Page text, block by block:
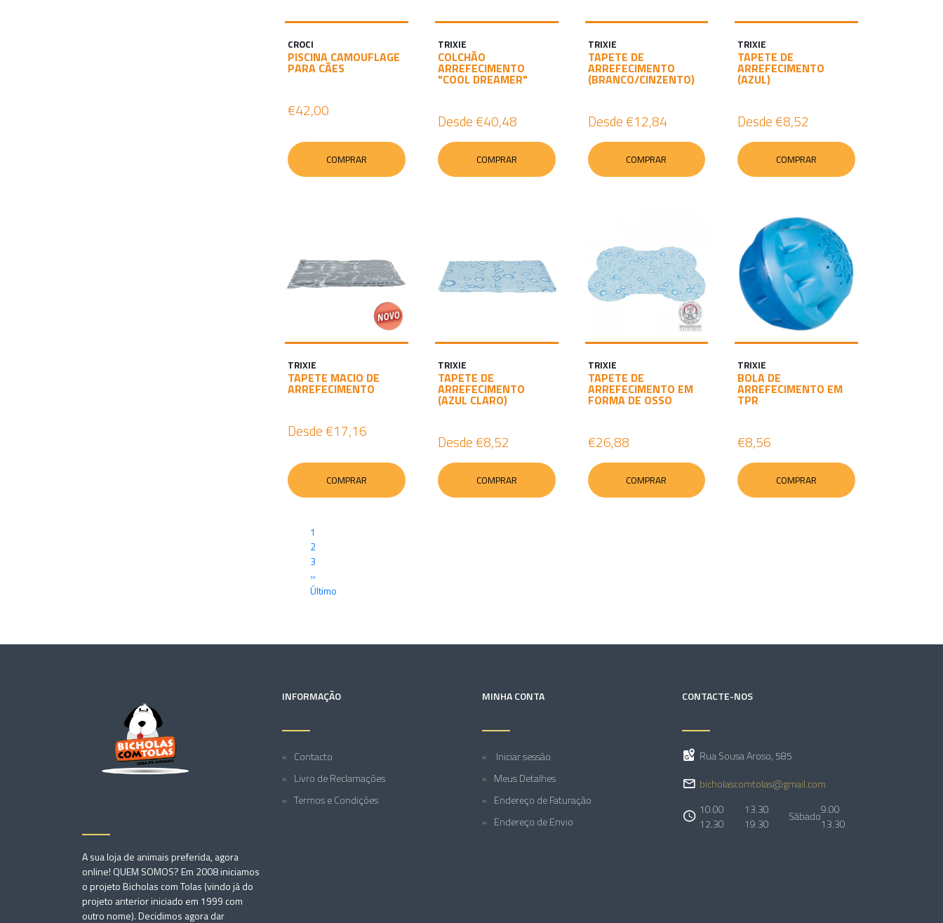
CROCI
PISCINA CAMOUFLAGE
PARA CÃES
€42,00
COMPRAR
TRIXIE
COLCHÃO
ARREFECIMENTO
"COOL DREAMER"
Desde €40,48
COMPRAR
TRIXIE
TAPETE DE
ARREFECIMENTO
(BRANCO/CINZENTO)
Desde €12,84
COMPRAR
TRIXIE
TAPETE DE
ARREFECIMENTO
(AZUL)
Desde €8,52
COMPRAR
TRIXIE
TAPETE MACIO DE
ARREFECIMENTO
Desde €17,16
COMPRAR
TRIXIE
TAPETE DE
ARREFECIMENTO
(AZUL CLARO)
Desde €8,52
COMPRAR
TRIXIE
TAPETE DE
ARREFECIMENTO EM
FORMA DE OSSO
€26,88
COMPRAR
TRIXIE
BOLA DE
ARREFECIMENTO EM
TPR
€8,56
COMPRAR
1
2
3
»
Último
A sua loja de animais preferida, agora
online! QUEM SOMOS? Em 2008 iniciamos
o projeto Bicholas com Tolas (vindo já do
projeto anterior iniciado em 1999 com
outro nome). Decidimos agora dar
INFORMAÇÃO
Contacto
Livro de Reclamações
Termos e Condições
MINHA CONTA
Iniciar sessão
Meus Detalhes
Endereço de Faturação
Endereço de Envio
CONTACTE-NOS
Rua Sousa Aroso, 585
bicholascomtolas@gmail.com
10.00
12.30
13.30
19.30
Sábado9.00
13.30